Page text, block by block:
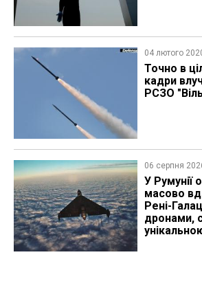
04 лютого
Точно в
кадри
РСЗО
06 серпня
У Румунії
масово
Рені-
дронами,